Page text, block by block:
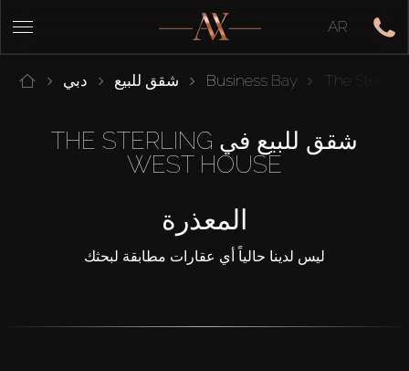
AR
دبي شقق للبيع Business Bay The Sterling
شقق للبيع في THE STERLING
WEST HOUSE
المعذرة
ليس لدينا حالياً أي عقارات مطابقة لبحثك